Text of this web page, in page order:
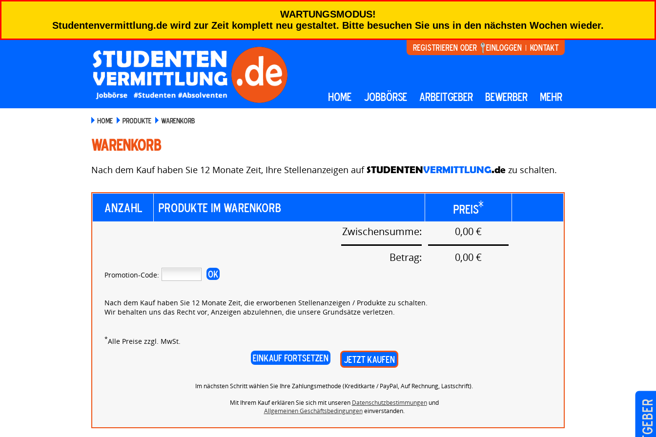
WARTUNGSMODUS!
Studentenvermittlung.de wird zur Zeit komplett neu gestaltet. Bitte besuchen Sie uns in den nächsten Wochen wieder.
Registrieren oder Einloggen Kontakt
HOME JOBBÖRSE ARBEITGEBER BEWERBER MEHR
HOME PRODUKTE WARENKORB
Warenkorb
Nach dem Kauf haben Sie 12 Monate Zeit, Ihre Stellenanzeigen aufSTUDENTENVERMITTLUNG.de zu schalten.
Anzahl Produkte im Warenkorb Preis*
Zwischensumme:
0,00 €
Betrag:
0,00 €
Promotion-Code:
Nach dem Kauf haben Sie 12 Monate Zeit, die erworbenen Stellenanzeigen / Produkte zu schalten.
Wir behalten uns das Recht vor, Anzeigen abzulehnen, die unsere Grundsätze verletzen.
*Alle Preise zzgl. MwSt.
Im nächsten Schritt wählen Sie Ihre Zahlungsmethode (Kreditkarte / PayPal, Auf Rechnung, Lastschrift).
Mit Ihrem Kauf erklären Sie sich mit unseren Datenschutzbestimmungenund
Allgemeinen Geschäftsbedingungeneinverstanden.